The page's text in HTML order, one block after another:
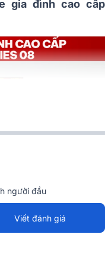
gia đình cao cấp
người đầu
Viết đánh giá